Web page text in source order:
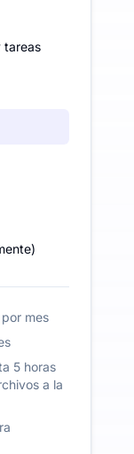
tareas
)
mes
5 horas
a la